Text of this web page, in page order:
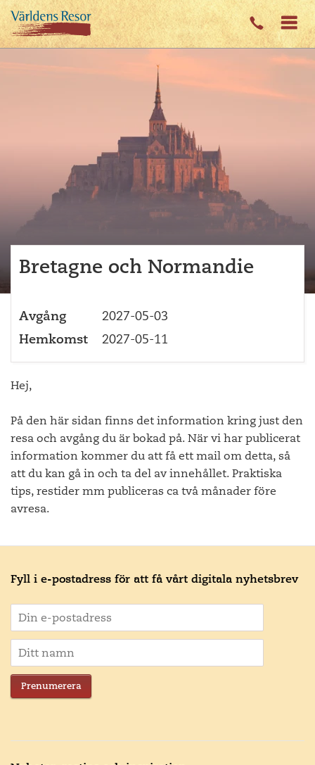
Bretagne och Normandie
Avgång
2027-05-03
Hemkomst
2027-05-11
Hej,
På den här sidan finns det information kring just den
resa och avgång du är bokad på. När vi har publicerat
information kommer du att få ett mail om detta, så
att du kan gå in och ta del av innehållet. Praktiska
tips, restider mm publiceras ca två månader före
avresa.
Fyll i e-postadress för att få vårt digitala nyhetsbrev
Prenumerera